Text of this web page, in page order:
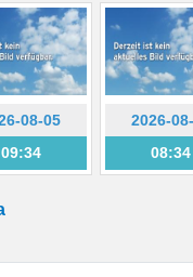
08-05
09:34
2026-
08:34